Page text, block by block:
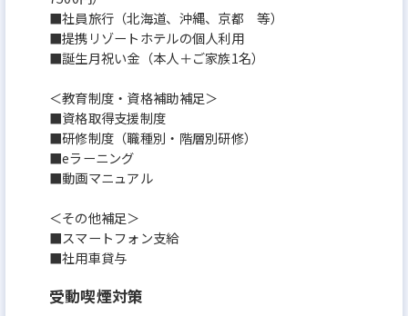
■社員旅行（北海道、沖縄、京都 等）
■提携リゾートホテルの個人利用
■誕生月祝い金（本人＋ご家族1名）
＜教育制度・資格補助補足＞
■資格取得支援制度
■研修制度（職種別・階層別研修）
■eラーニング
■動画マニュアル
＜その他補足＞
■スマートフォン支給
■社用車貸与
受動喫煙対策